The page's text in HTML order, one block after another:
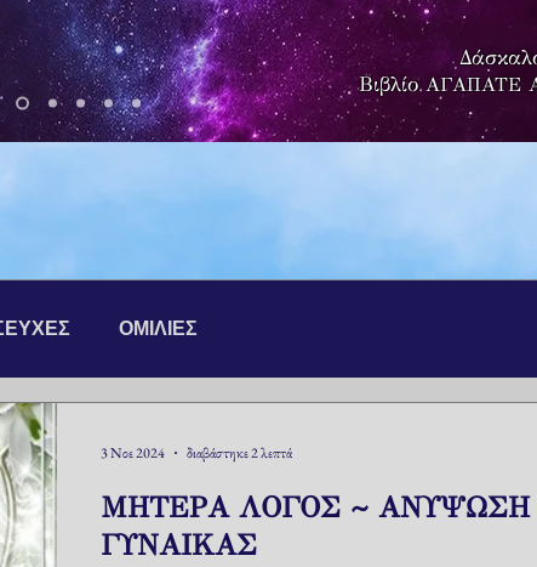
ΒιβλίοΑΓΑΠΑΤΕ
ΟΜΙΛΙΕΣ
ΜΗΤΕΡΑ ΛΟΓΟΣ ~ ΑΝΥΨΩΣΗ
ΓΥΝΑΙΚΑΣ
3 Νοε 2024 διαβάστηκε 2 λεπτά